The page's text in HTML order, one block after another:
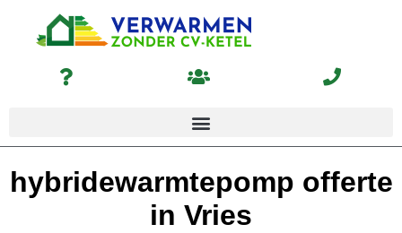
hybridewarmtepomp offerte
in Vries